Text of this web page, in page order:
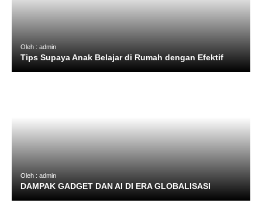
Oleh : admin
Tips Supaya Anak Belajar di Rumah dengan Efektif
Oleh : admin
DAMPAK GADGET DAN AI DI ERA GLOBALISASI